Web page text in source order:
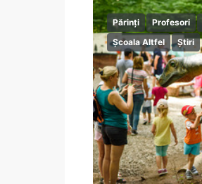
Părinți Profesori
Școala Altfel
Știri